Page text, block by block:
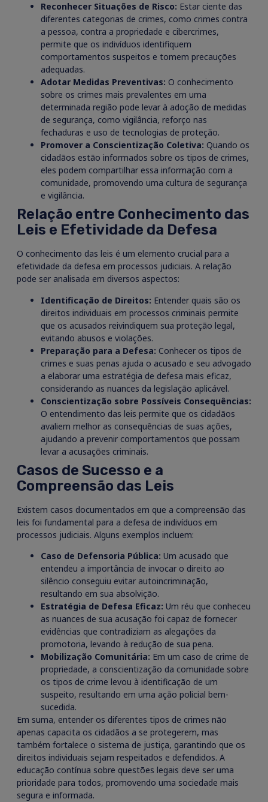
Reconhecer Situações de Risco: Estar ciente das
diferentes categorias de crimes, como crimes contra
a pessoa, contra a propriedade e cibercrimes,
permite que os indivíduos identifiquem
comportamentos suspeitos e tomem precauções
adequadas.
Adotar Medidas Preventivas: O conhecimento
sobre os crimes mais prevalentes em uma
determinada região pode levar à adoção de medidas
de segurança, como vigilância, reforço nas
fechaduras e uso de tecnologias de proteção.
Promover a Conscientização Coletiva: Quando os
cidadãos estão informados sobre os tipos de crimes,
eles podem compartilhar essa informação com a
comunidade, promovendo uma cultura de segurança
e vigilância.
Relação entre Conhecimento das
Leis e Efetividade da Defesa
O conhecimento das leis é um elemento crucial para a
efetividade da defesa em processos judiciais. A relação
pode ser analisada em diversos aspectos:
Identificação de Direitos: Entender quais são os
direitos individuais em processos criminais permite
que os acusados reivindiquem sua proteção legal,
evitando abusos e violações.
Preparação para a Defesa: Conhecer os tipos de
crimes e suas penas ajuda o acusado e seu advogado
a elaborar uma estratégia de defesa mais eficaz,
considerando as nuances da legislação aplicável.
Conscientização sobre Possíveis Consequências:
O entendimento das leis permite que os cidadãos
avaliem melhor as consequências de suas ações,
ajudando a prevenir comportamentos que possam
levar a acusações criminais.
Casos de Sucesso e a
Compreensão das Leis
Existem casos documentados em que a compreensão das
leis foi fundamental para a defesa de indivíduos em
processos judiciais. Alguns exemplos incluem:
Caso de Defensoria Pública: Um acusado que
entendeu a importância de invocar o direito ao
silêncio conseguiu evitar autoincriminação,
resultando em sua absolvição.
Estratégia de Defesa Eficaz: Um réu que conheceu
as nuances de sua acusação foi capaz de fornecer
evidências que contradiziam as alegações da
promotoria, levando à redução de sua pena.
Mobilização Comunitária: Em um caso de crime de
propriedade, a conscientização da comunidade sobre
os tipos de crime levou à identificação de um
suspeito, resultando em uma ação policial bem-
sucedida.
Em suma, entender os diferentes tipos de crimes não
apenas capacita os cidadãos a se protegerem, mas
também fortalece o sistema de justiça, garantindo que os
direitos individuais sejam respeitados e defendidos. A
educação contínua sobre questões legais deve ser uma
prioridade para todos, promovendo uma sociedade mais
segura e informada.